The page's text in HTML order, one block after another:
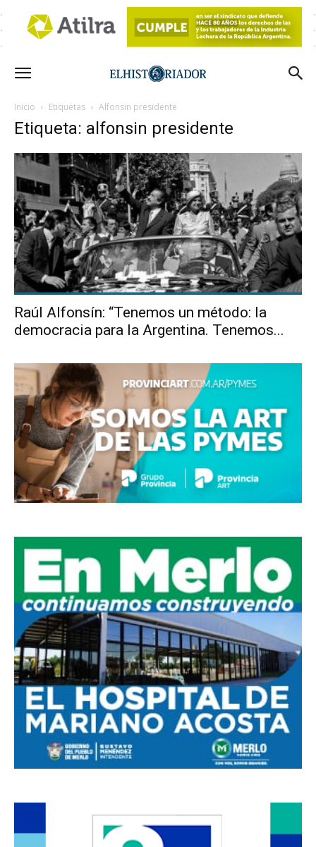
Inicio Etiquetas Alfonsin presidente
Etiqueta: alfonsin presidente
Raúl Alfonsín: “Tenemos un método: la
democracia para la Argentina. Tenemos...